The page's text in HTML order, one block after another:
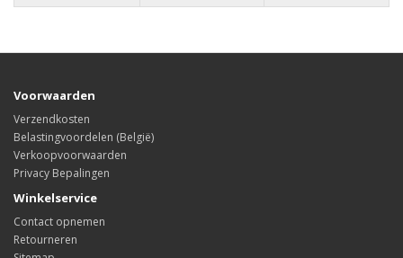
Voorwaarden
Verzendkosten
Belastingvoordelen (België)
Verkoopvoorwaarden
Privacy Bepalingen
Winkelservice
Contact opnemen
Retourneren